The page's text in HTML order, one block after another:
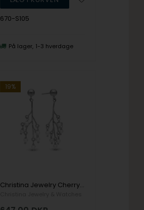
670-S105
På lager 1-3 hverdage
19%
Christina Jewelry Cherry tree Ørehænger